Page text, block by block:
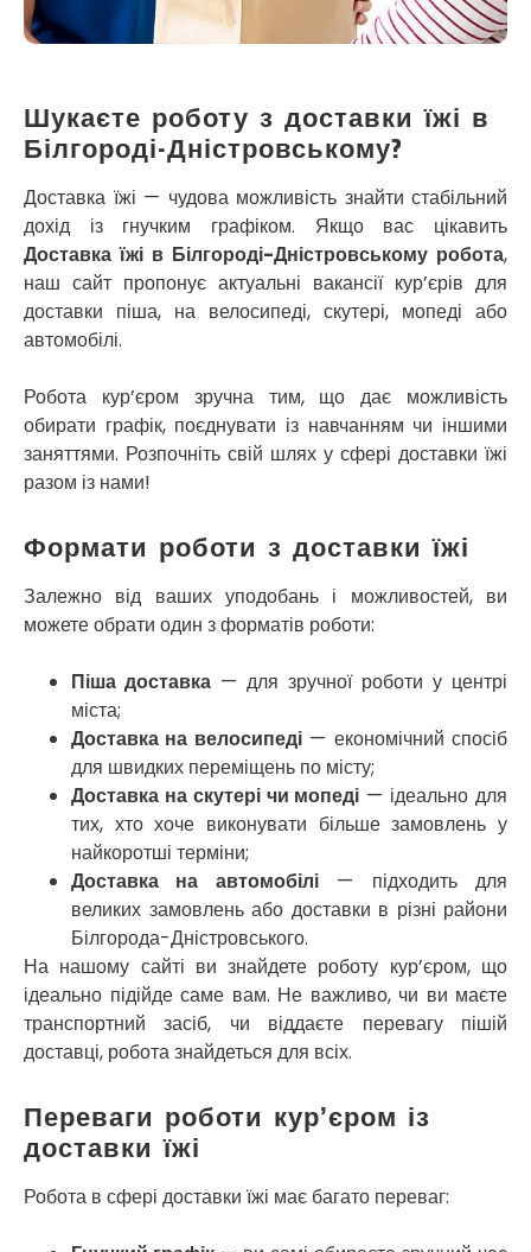
Шукаєте роботу з доставки їжі в
Білгороді-Дністровському?
Доставка їжі — чудова можливість знайти стабільний
дохід із гнучким графіком. Якщо вас цікавить
Доставка їжі в Білгороді-Дністровському робота,
наш сайт пропонує актуальні вакансії кур’єрів для
доставки піша, на велосипеді, скутері, мопеді або
автомобілі.
Робота кур’єром зручна тим, що дає можливість
обирати графік, поєднувати із навчанням чи іншими
заняттями. Розпочніть свій шлях у сфері доставки їжі
разом із нами!
Формати роботи з доставки їжі
Залежно від ваших уподобань і можливостей, ви
можете обрати один з форматів роботи:
Піша доставка — для зручної роботи у центрі
міста;
Доставка на велосипеді— економічний спосіб
для швидких переміщень по місту;
Доставка на скутері чи мопеді — ідеально для
тих, хто хоче виконувати більше замовлень у
найкоротші терміни;
Доставка на автомобілі— підходить для
великих замовлень або доставки в різні райони
Білгорода-Дністровського.
На нашому сайті ви знайдете роботу кур’єром, що
ідеально підійде саме вам. Не важливо, чи ви маєте
транспортний засіб, чи віддаєте перевагу пішій
доставці, робота знайдеться для всіх.
Переваги роботи кур’єром із
доставки їжі
Робота в сфері доставки їжі має багато переваг:
Кролевець
Крюківщина
Крижанівка
Ладижин
Лісники
Лиманка
Лозова
Лубни
Луцьк
Лука-Мелешківська
Малин
Марганець
Миргород
Мукачево
Нетішин
Микитинці
Нікополь
Новоолександрівка
Новосілки
Нововолинськ
Обухів
Обухівка
Одеса
Острог
Павлоград
Переяслав
Первомайськ
Пісочин
Петриків
Петропавлівська Борщагівка
Підгородне
Погреби
Покров
Прилуки
Путивль
Роздільна